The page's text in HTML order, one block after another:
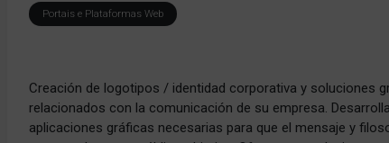
Portais e Plataformas Web
Creación de logotipos / identidad corporativa y soluciones
relacionados con la comunicación de su empresa.
aplicaciones gráficas necesarias para que el mensaje y